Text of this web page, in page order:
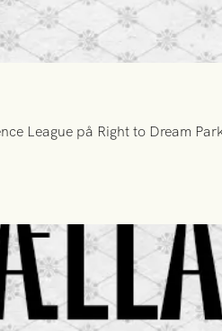
League på Right to Dream